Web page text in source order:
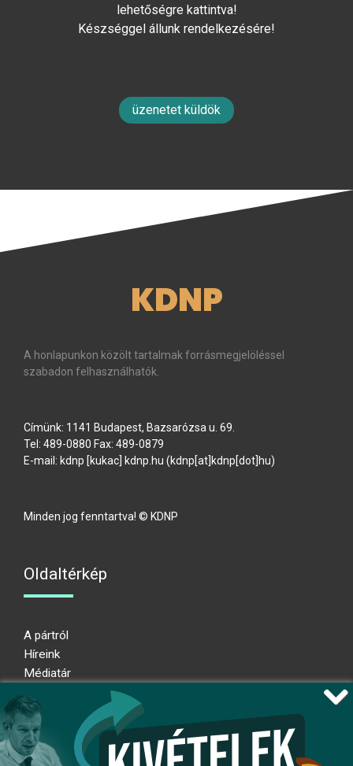
lehetőségre kattintva!
Készséggel állunk rendelkezésére!
üzenetet küldök
KDNP
A honlapunkon közölt tartalmak forrásmegjelöléssel
szabadon felhasználhatók.
Címünk: 1141 Budapest, Bazsarózsa u. 69.
Tel: 489-0880 Fax: 489-0879
E-mail: kdnp [kukac] kdnp.hu (kdnp[at]kdnp[dot]hu)
Minden jog fenntartva! © KDNP
Oldaltérkép
A pártról
Híreink
Médiatár
Adatkezelési nyilatkozat
Átláthatósági nyilatkozat
Ugrás az oldal tetejére